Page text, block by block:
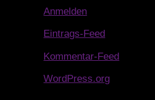
Anmelden
Eintrags-Feed
Kommentar-Feed
WordPress.org